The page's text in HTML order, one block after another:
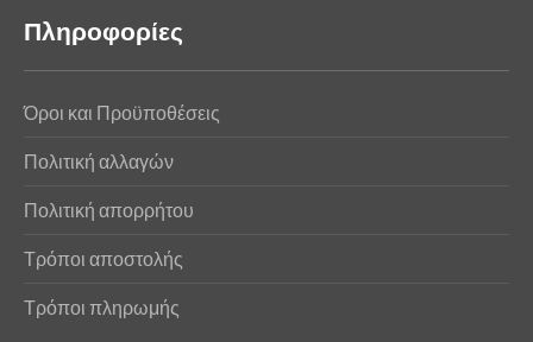
Πληροφορίες
Όροι και Προϋποθέσεις
Πολιτική αλλαγών
Πολιτική απορρήτου
Τρόποι αποστολής
Τρόποι πληρωμής